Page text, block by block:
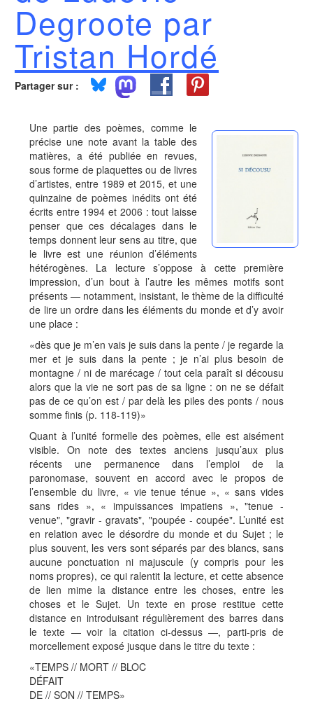
Degroote par
Tristan Hordé
Partager sur :
Une partie des poèmes, comme le
précise une note avant la table des
matières, a été publiée en revues,
sous forme de plaquettes ou de livres
d’artistes, entre 1989 et 2015, et une
quinzaine de poèmes inédits ont été
écrits entre 1994 et 2006 : tout laisse
penser que ces décalages dans le
temps donnent leur sens au titre, que
le livre est une réunion d’éléments
hétérogènes. La lecture s’oppose à cette première
impression, d’un bout à l’autre les mêmes motifs sont
présents — notamment, insistant, le thème de la difficulté
de lire un ordre dans les éléments du monde et d’y avoir
une place :
«dès que je m’en vais je suis dans la pente / je regarde la
mer et je suis dans la pente ; je n’ai plus besoin de
montagne / ni de marécage / tout cela paraît si décousu
alors que la vie ne sort pas de sa ligne : on ne se défait
pas de ce qu’on est / par delà les piles des ponts / nous
somme finis (p. 118-119)»
Quant à l’unité formelle des poèmes, elle est aisément
visible. On note des textes anciens jusqu’aux plus
récents une permanence dans l’emploi de la
paronomase, souvent en accord avec le propos de
l’ensemble du livre, « vie tenue ténue », « sans vides
sans rides », « impuissances impatiens », "tenue -
venue", "gravir - gravats", "poupée - coupée". L’unité est
en relation avec le désordre du monde et du Sujet ; le
plus souvent, les vers sont séparés par des blancs, sans
aucune ponctuation ni majuscule (y compris pour les
noms propres), ce qui ralentit la lecture, et cette absence
de lien mime la distance entre les choses, entre les
choses et le Sujet. Un texte en prose restitue cette
distance en introduisant régulièrement des barres dans
le texte — voir la citation ci-dessus —, parti-pris de
morcellement exposé jusque dans le titre du texte :
«TEMPS // MORT // BLOC
DÉFAIT
DE // SON // TEMPS»